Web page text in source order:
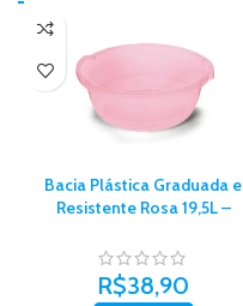
Bacia Plástica Graduada e
Resistente Rosa 19,5L –
R$38,90